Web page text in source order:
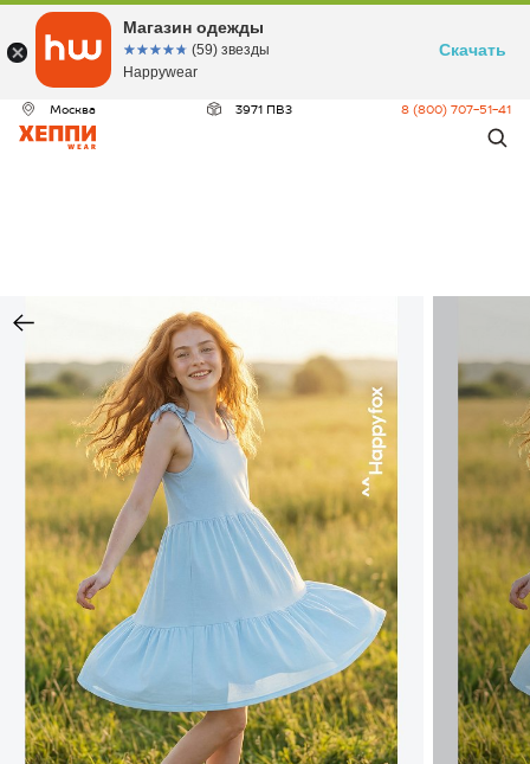
Москва 3971 ПВЗ 8 (800) 707-51-41
Магазин одежды
☆☆☆☆☆
★★★★★ (59) звезды
Happywear
Скачать